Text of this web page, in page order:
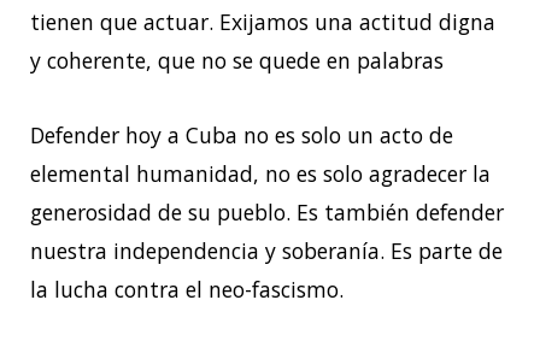
tienen que actuar. Exijamos una actitud digna
y coherente, que no se quede en palabras
Defender hoy a Cuba no es solo un acto de
elemental humanidad, no es solo agradecer la
generosidad de su pueblo. Es también defender
nuestra independencia y soberanía. Es parte de
la lucha contra el neo-fascismo.